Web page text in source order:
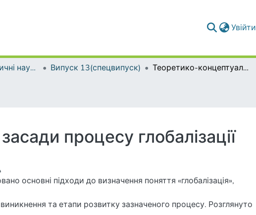
Увійти
Серія 22. Політичні науки та методики викладання соціально-політичних дисциплін Випуск 13(спецвипуск) Теоретико-концептуальні засади процесу глобалізації
процесу глобалізації